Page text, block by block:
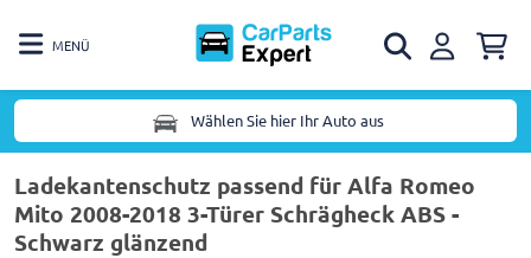
MENÜ
Wählen Sie hier Ihr Auto aus
Ladekantenschutz passend für Alfa Romeo
Mito 2008-2018 3-Türer Schrägheck ABS -
Schwarz glänzend